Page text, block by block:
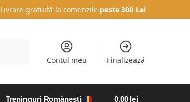
Livrare gratuită la comenzile peste 300 Lei
Contul meu Finalizează
Treninguri Românești 0,00 lei